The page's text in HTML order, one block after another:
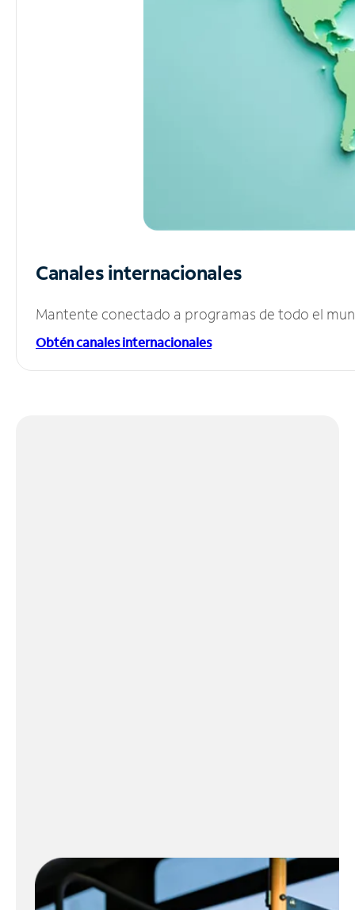
Canales internacionales
Mantente conectado a programas de todo el
Obtén canales internacionales